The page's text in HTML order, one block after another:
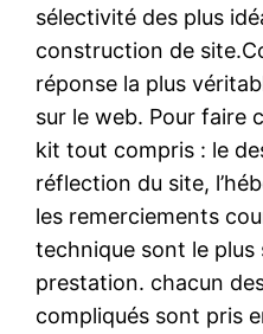
sélectivité des plus
construction de
réponse la plus
sur le web. Pour faire
kit tout compris : le
réflection du site,
les remerciements
technique sont le plus
prestation. chacun
compliqués sont pris